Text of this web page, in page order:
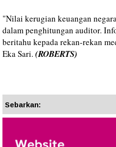
"Nilai kerugian keuangan
dalam penghitungan auditor.
beritahu kepada rekan-rekan
Eka Sari. (ROBERTS)
Sebarkan: